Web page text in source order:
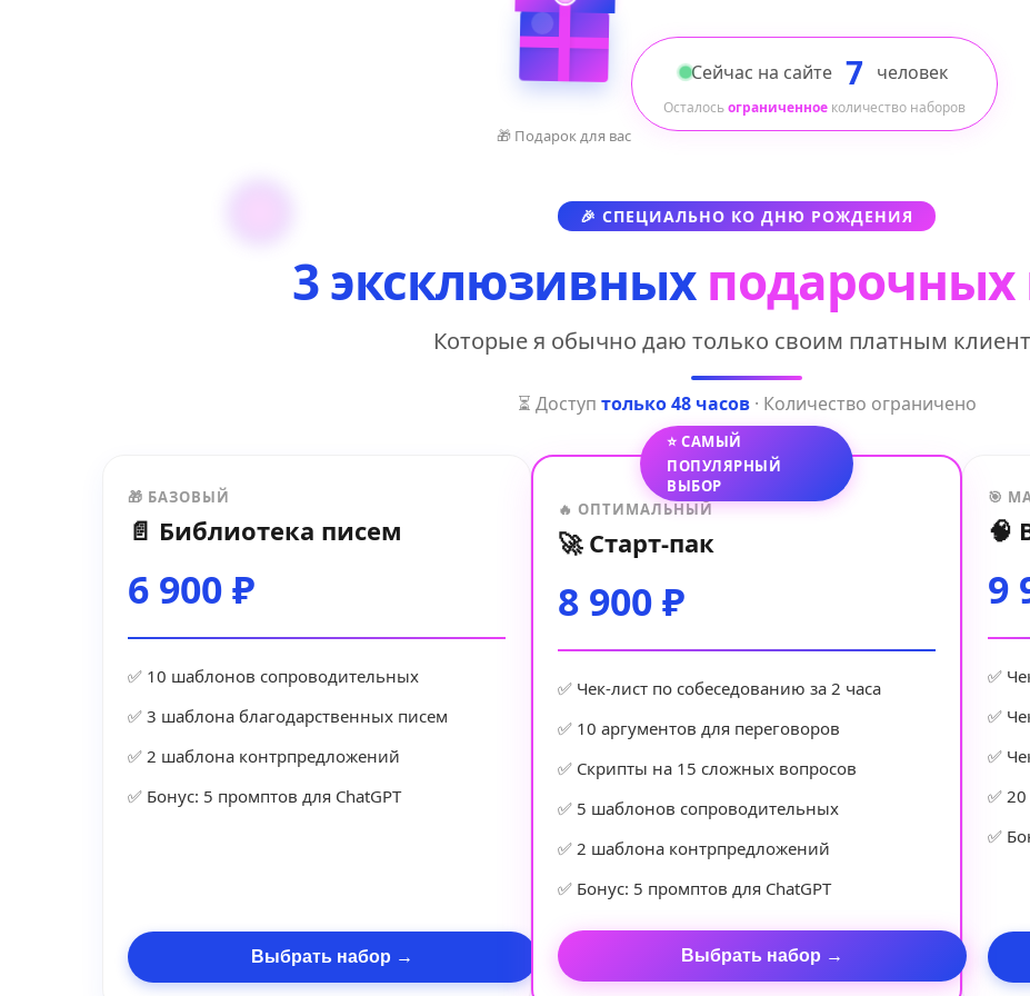
🎁 Подарок для вас
Сейчас на сайте 7 человек
Осталосьограниченноеколичество наборов
🎉 СПЕЦИАЛЬНО КО ДНЮ РОЖДЕНИЯ
3 эксклюзивных подарочных
Которые я обычно даю только своим платным
⏳ Доступ только 48 часов· Количество ограничено
🎁 БАЗОВЫЙ
📄 Библиотека писем
6 900 ₽
✅ 10 шаблонов сопроводительных
✅ 3 шаблона благодарственных писем
✅ 2 шаблона контрпредложений
✅ Бонус: 5 промптов для ChatGPT
Выбрать набор →
⭐ САМЫЙ
ПОПУЛЯРНЫЙ
ВЫБОР
🔥 ОПТИМАЛЬНЫЙ
🚀 Старт-пак
8 900 ₽
✅ Чек-лист по собеседованию за 2 часа
✅ 10 аргументов для переговоров
✅ Скрипты на 15 сложных вопросов
✅ 5 шаблонов сопроводительных
✅ 2 шаблона контрпредложений
✅ Бонус: 5 промптов для ChatGPT
Выбрать набор →
🎯
🧠
9
✅
✅
✅
✅
✅